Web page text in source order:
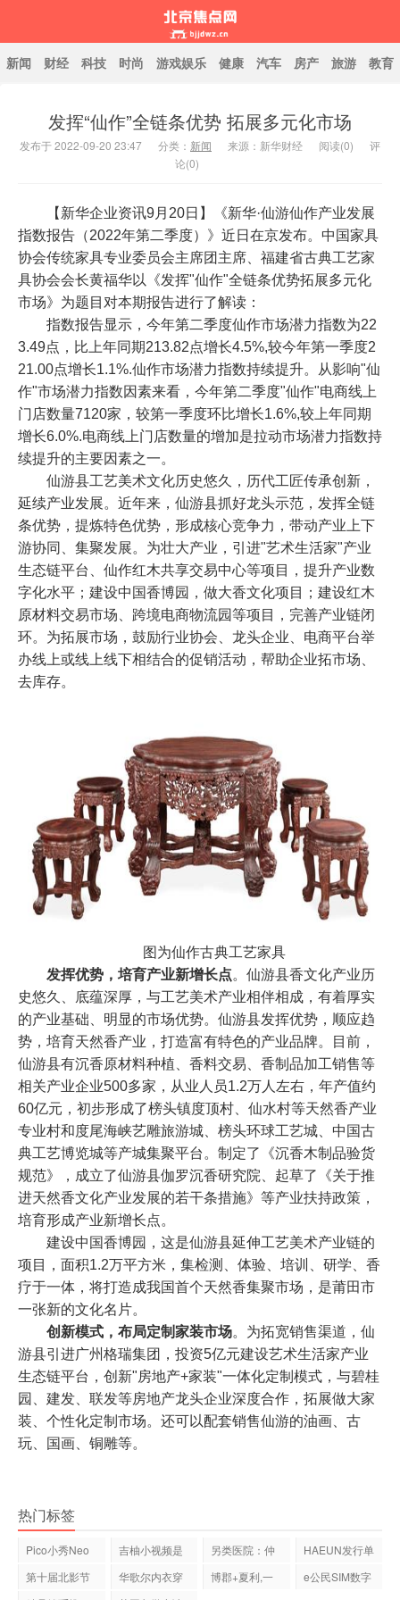
北京焦点网
新闻 财经 科技 时尚 游戏娱乐 健康 汽车 房产 旅游 教育
发挥“仙作”全链条优势 拓展多元化市场
发布于 2022-09-20 23:47 分类： 新闻 来源：新华财经 阅读(0)
评
论(0)
【新华企业资讯9月20日】《新华·仙游仙作产业发展
指数报告（2022年第二季度）》近日在京发布。中国家具
协会传统家具专业委员会主席团主席、福建省古典工艺家
具协会会长黄福华以《发挥"仙作"全链条优势拓展多元化
市场》为题目对本期报告进行了解读：
指数报告显示，今年第二季度仙作市场潜力指数为22
3.49点，比上年同期213.82点增长4.5%,较今年第一季度2
21.00点增长1.1%.仙作市场潜力指数持续提升。从影响"仙
作"市场潜力指数因素来看，今年第二季度"仙作"电商线上
门店数量7120家，较第一季度环比增长1.6%,较上年同期
增长6.0%.电商线上门店数量的增加是拉动市场潜力指数持
续提升的主要因素之一。
仙游县工艺美术文化历史悠久，历代工匠传承创新，
延续产业发展。近年来，仙游县抓好龙头示范，发挥全链
条优势，提炼特色优势，形成核心竞争力，带动产业上下
游协同、集聚发展。为壮大产业，引进"艺术生活家"产业
生态链平台、仙作红木共享交易中心等项目，提升产业数
字化水平；建设中国香博园，做大香文化项目；建设红木
原材料交易市场、跨境电商物流园等项目，完善产业链闭
环。为拓展市场，鼓励行业协会、龙头企业、电商平台举
办线上或线上线下相结合的促销活动，帮助企业拓市场、
去库存。
图为仙作古典工艺家具
发挥优势，培育产业新增长点。仙游县香文化产业历
史悠久、底蕴深厚，与工艺美术产业相伴相成，有着厚实
的产业基础、明显的市场优势。仙游县发挥优势，顺应趋
势，培育天然香产业，打造富有特色的产业品牌。目前，
仙游县有沉香原材料种植、香料交易、香制品加工销售等
相关产业企业500多家，从业人员1.2万人左右，年产值约
60亿元，初步形成了榜头镇度顶村、仙水村等天然香产业
专业村和度尾海峡艺雕旅游城、榜头环球工艺城、中国古
典工艺博览城等产城集聚平台。制定了《沉香木制品验货
规范》，成立了仙游县伽罗沉香研究院、起草了《关于推
进天然香文化产业发展的若干条措施》等产业扶持政策，
培育形成产业新增长点。
建设中国香博园，这是仙游县延伸工艺美术产业链的
项目，面积1.2万平方米，集检测、体验、培训、研学、香
疗于一体，将打造成我国首个天然香集聚市场，是莆田市
一张新的文化名片。
创新模式，布局定制家装市场。为拓宽销售渠道，仙
游县引进广州格瑞集团，投资5亿元建设艺术生活家产业
生态链平台，创新"房地产+家装"一体化定制模式，与碧桂
园、建发、联发等房地产龙头企业深度合作，拓展做大家
装、个性化定制市场。还可以配套销售仙游的油画、古
玩、国画、铜雕等。
热门标签
Pico小秀Neo
追踪
吉柚小视频是
另类医院：仲
HAEUN发行单
DAY》
第十届北影节
华歌尔内衣穿
博郡+夏利,一
e公民SIM数字